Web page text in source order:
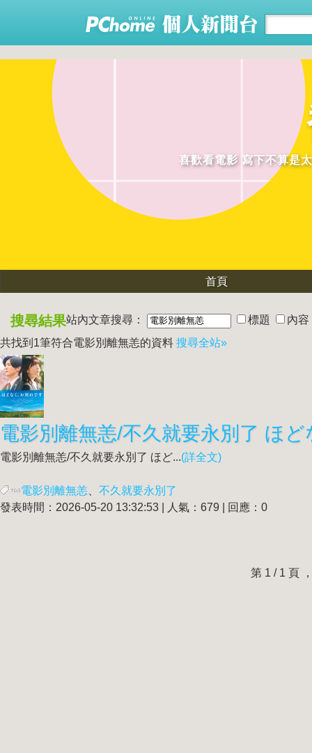
喜歡看電影 寫下不算是
首頁
搜尋結果站內文章搜尋： 標題
內容
共找到1筆符合電影別離無恙的資料 搜尋全站»
電影別離無恙/不久就要永別了 ほ
電影別離無恙/不久就要永別了 ほど...(詳全文)
電影別離無恙
不久就要永別了
發表時間：2026-05-20 13:32:53 | 人氣：679 | 回應：0
第 1 / 1